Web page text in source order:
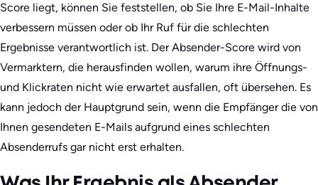
Score liegt, können Sie feststellen, ob Sie Ihre E-Mail-Inhalte
verbessern müssen oder ob Ihr Ruf für die schlechten
Ergebnisse verantwortlich ist. Der Absender-Score wird von
Vermarktern, die herausfinden wollen, warum ihre Öffnungs-
und Klickraten nicht wie erwartet ausfallen, oft übersehen. Es
kann jedoch der Hauptgrund sein, wenn die Empfänger die von
Ihnen gesendeten E-Mails aufgrund eines schlechten
Absenderrufs gar nicht erst erhalten.